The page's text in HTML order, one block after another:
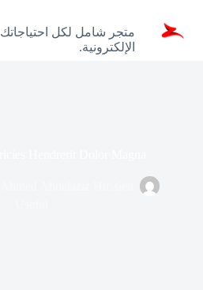
المحتوى
متجر شامل لكل احتياجاتك
الإلكترونية.